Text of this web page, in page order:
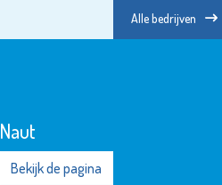
Alle bedrijven
Naut
Bekijk de pagina